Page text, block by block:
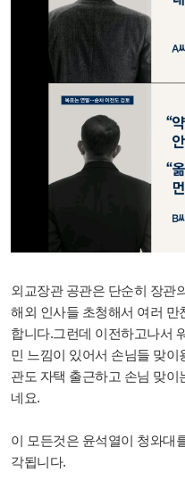
외교장관 공관은 단순히 장관
해외 인사들 초청해서 여러
합니다.그런데 이전하고나서
민 느낌이 있어서 손님들 맞
관도 자택 출근하고 손님 맞
네요.
이 모든것은 윤석열이 청와대
각됩니다.